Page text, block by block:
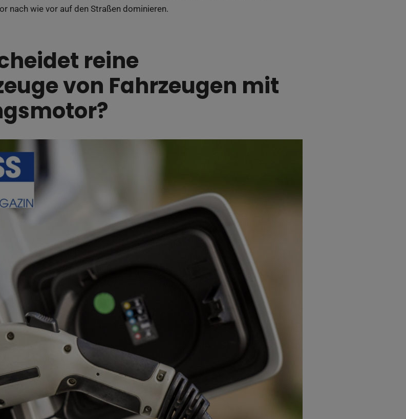
nach wie vor auf den Straßen dominieren.
reine
von Fahrzeugen mit